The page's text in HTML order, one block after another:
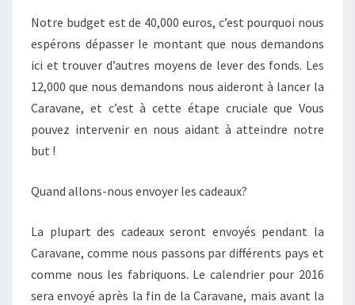
Notre budget est de 40,000 euros, c’est pourquoi nous
espérons dépasser le montant que nous demandons
ici et trouver d’autres moyens de lever des fonds. Les
12,000 que nous demandons nous aideront à lancer la
Caravane, et c’est à cette étape cruciale que Vous
pouvez intervenir en nous aidant à atteindre notre
but !
Quand allons-nous envoyer les cadeaux?
La plupart des cadeaux seront envoyés pendant la
Caravane, comme nous passons par différents pays et
comme nous les fabriquons. Le calendrier pour 2016
sera envoyé après la fin de la Caravane, mais avant la